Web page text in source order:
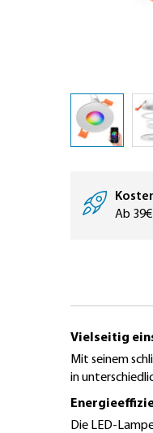
BildergalerieAb 39€
Vielseitig
Mit seinem
in
Die LED-